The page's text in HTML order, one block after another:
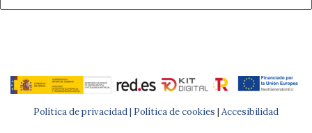
Política de privacidad | Política de cookies | Accesibilidad